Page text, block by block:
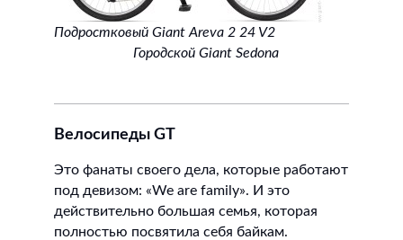
Подростковый Giant Areva 2 24 V2
Городской Giant Sedona
Велосипеды GT
Это фанаты своего дела, которые работают
под девизом: «We are family». И это
действительно большая семья, которая
полностью посвятила себя байкам.